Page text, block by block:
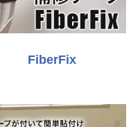
FiberFix